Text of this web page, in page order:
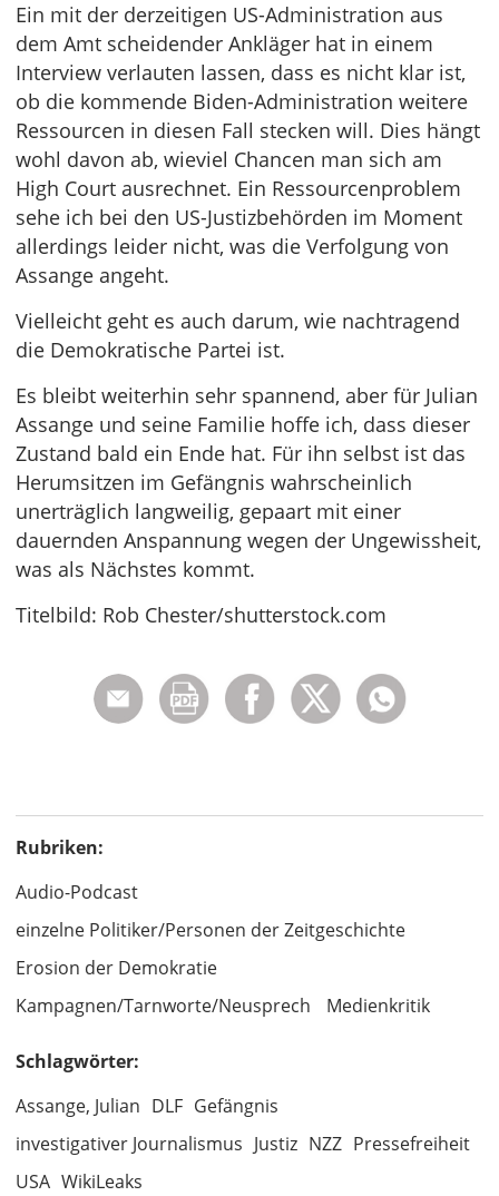
Ein mit der derzeitigen US-Administration aus
dem Amt scheidender Ankläger hat in einem
Interview verlauten lassen, dass es nicht klar ist,
ob die kommende Biden-Administration weitere
Ressourcen in diesen Fall stecken will. Dies hängt
wohl davon ab, wieviel Chancen man sich am
High Court ausrechnet. Ein Ressourcenproblem
sehe ich bei den US-Justizbehörden im Moment
allerdings leider nicht, was die Verfolgung von
Assange angeht.
Vielleicht geht es auch darum, wie nachtragend
die Demokratische Partei ist.
Es bleibt weiterhin sehr spannend, aber für Julian
Assange und seine Familie hoffe ich, dass dieser
Zustand bald ein Ende hat. Für ihn selbst ist das
Herumsitzen im Gefängnis wahrscheinlich
unerträglich langweilig, gepaart mit einer
dauernden Anspannung wegen der Ungewissheit,
was als Nächstes kommt.
Titelbild: Rob Chester/shutterstock.com
Rubriken:
Audio-Podcast
einzelne Politiker/Personen der Zeitgeschichte
Erosion der Demokratie
Kampagnen/Tarnworte/Neusprech
Medienkritik
Schlagwörter:
Assange, Julian DLF Gefängnis
investigativer Journalismus Justiz NZZ Pressefreiheit
USA WikiLeaks